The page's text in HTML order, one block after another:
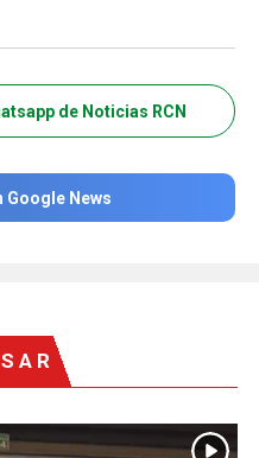
de Noticias RCN
Google News